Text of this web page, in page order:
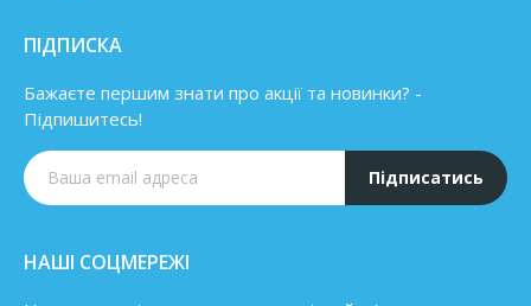
ПІДПИСКА
Бажаєте першим знати про акції та новинки? -
Підпишитесь!
Підписатись
НАШІ СОЦМЕРЕЖІ